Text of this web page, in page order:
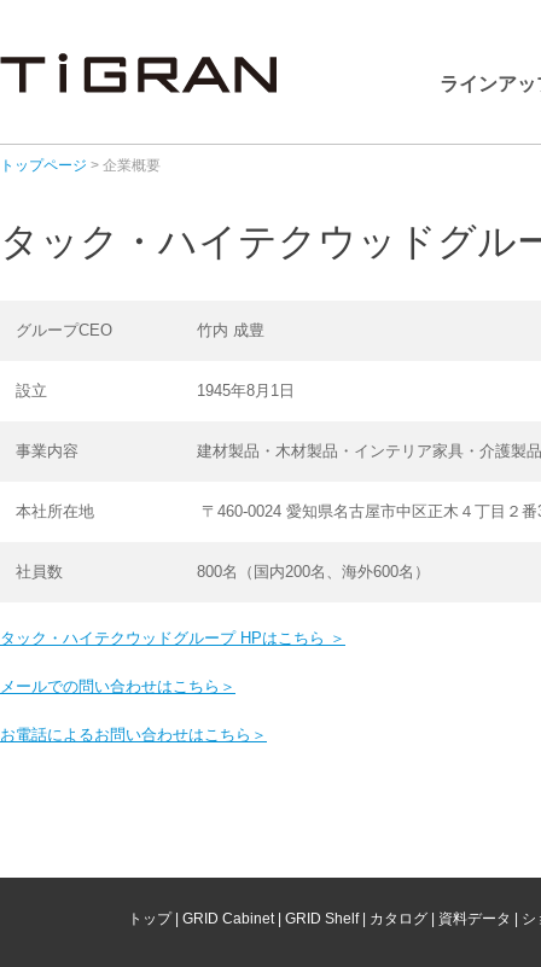
ラインアッ
トップページ > 企業概要
タック・ハイテクウッドグル
グループCEO 竹内 成豊
設立 1945年8月1日
事業内容 建材製品・木材製品・インテリア家具・介護製
本社所在地 〒460-0024 愛知県名古屋市中区正木４丁目
社員数 800名（国内200名、海外600名）
タック・ハイテクウッドグループ HPはこちら ＞
メールでの問い合わせはこちら＞
お電話によるお問い合わせはこちら＞
トップ| GRID Cabinet| GRID Shelf| カタログ| 資料データ シ